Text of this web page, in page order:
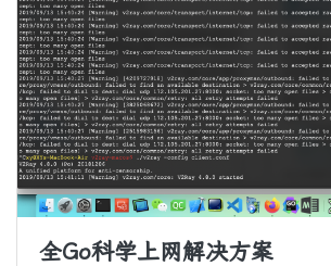
全Go科学上网解决方案